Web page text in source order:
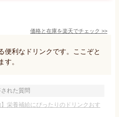
価格と在庫を楽天でチェック >>
便利なドリンクです。ここぞと
す。
された質問
栄養補給にぴったりのドリンクおす